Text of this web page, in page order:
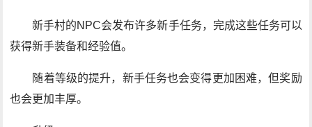
新手村的NPC会发布许多新手任务，完成这些任务可以
获得新手装备和经验值。
随着等级的提升，新手任务也会变得更加困难，但奖励
也会更加丰厚。